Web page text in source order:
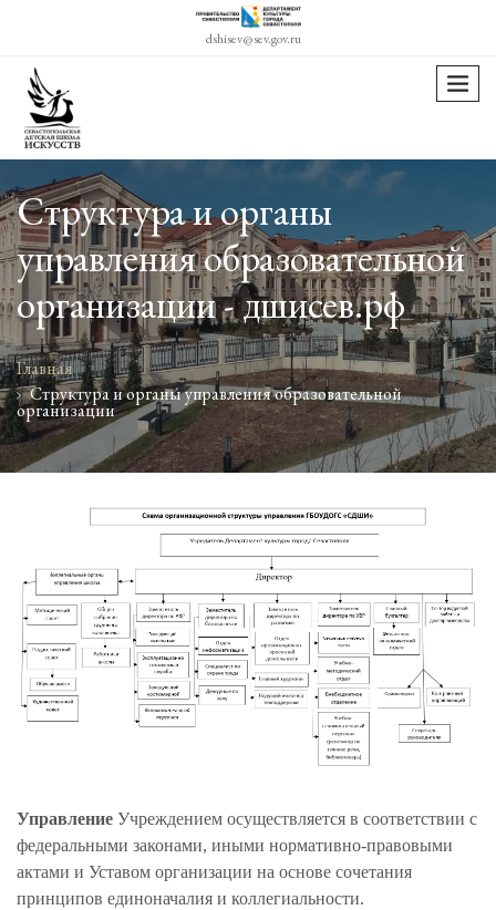
dshisev@sev.gov.ru
menu
Структура и органы
управления образовательной
организации - дшисев.рф
Главная
Структура и органы управления образовательной
организации
Управление Учреждением осуществляется в соответствии с
федеральными законами, иными нормативно-правовыми
актами и Уставом организации на основе сочетания
принципов единоначалия и коллегиальности.